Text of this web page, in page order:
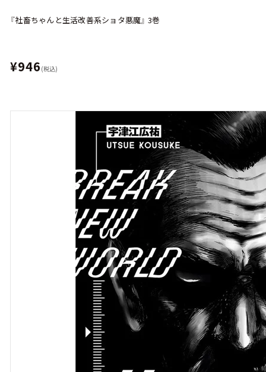
『社畜ちゃんと生活改善系ショタ悪魔』 3巻
¥946 (税込)